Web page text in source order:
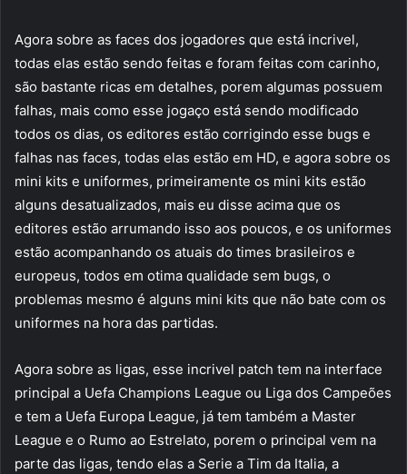
Agora sobre as faces dos jogadores que está incrivel,
todas elas estão sendo feitas e foram feitas com carinho,
são bastante ricas em detalhes, porem algumas possuem
falhas, mais como esse jogaço está sendo modificado
todos os dias, os editores estão corrigindo esse bugs e
falhas nas faces, todas elas estão em HD, e agora sobre os
mini kits e uniformes, primeiramente os mini kits estão
alguns desatualizados, mais eu disse acima que os
editores estão arrumando isso aos poucos, e os uniformes
estão acompanhando os atuais do times brasileiros e
europeus, todos em otima qualidade sem bugs, o
problemas mesmo é alguns mini kits que não bate com os
uniformes na hora das partidas.
Agora sobre as ligas, esse incrivel patch tem na interface
principal a Uefa Champions League ou Liga dos Campeões
e tem a Uefa Europa League, já tem também a Master
League e o Rumo ao Estrelato, porem o principal vem na
parte das ligas, tendo elas a Serie a Tim da Italia, a